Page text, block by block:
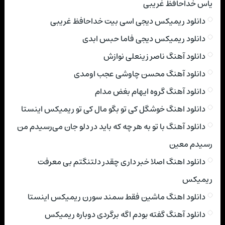
یاس خداحافظ غریبی
دانلود ریمیکس دیجی اسی بیت خداحافظ غریبی
دانلود ریمیکس دیجی فاما حبس ابدی
دانلود آهنگ ناصر زینعلی نوازش
دانلود آهنگ محسن چاوشی عجب اومدی
دانلود آهنگ گروه ایهام بغض مدام
دانلود اهنگ خوشگل کی تو بگو مال کی تو ریمیکس اینستا
دانلود آهنگ با تو به هر چه که باید در دلو جان می‌رسیدم من
رسیدم معین
دانلود اهنگ اصلا خبر داری چقدر دلتنگتم بی معرفت
ریمیکس
دانلود اهنگ ماشین فقط سمند سورن ریمیکس اینستا
دانلود آهنگ گفته بودم اگه برگردی دوباره ریمیکس